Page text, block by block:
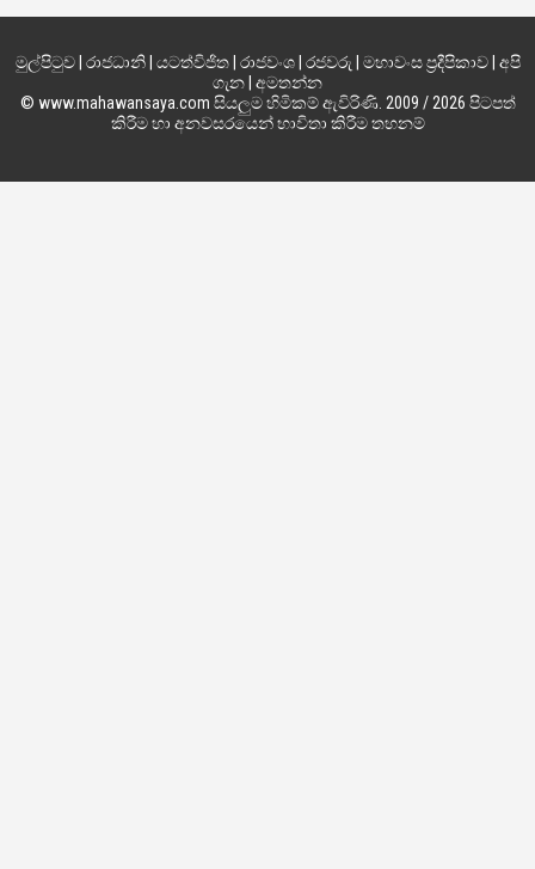
මුල්පිටුව| රාජධානි| යටත්විජිත| රාජවංශ| රජවරු මහාවංස ප්‍රදීපිකාව| අපි
ගැන අමතන්න
© www.mahawansaya.com සියලුම හිමිකම් ඇවිරිණි. 2009 / 2026 පිටපත්
කිරීම හා අනවසරයෙන් භාවිතා කිරීම තහනම්